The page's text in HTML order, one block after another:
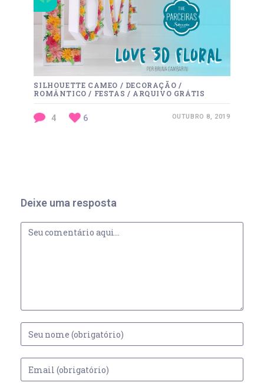
SILHOUETTE CAMEO / DECORAÇÃO /
ROMÂNTICO / FESTAS / ARQUIVO GRÁTIS
4 6 OUTUBRO 8, 2019
Deixe uma resposta